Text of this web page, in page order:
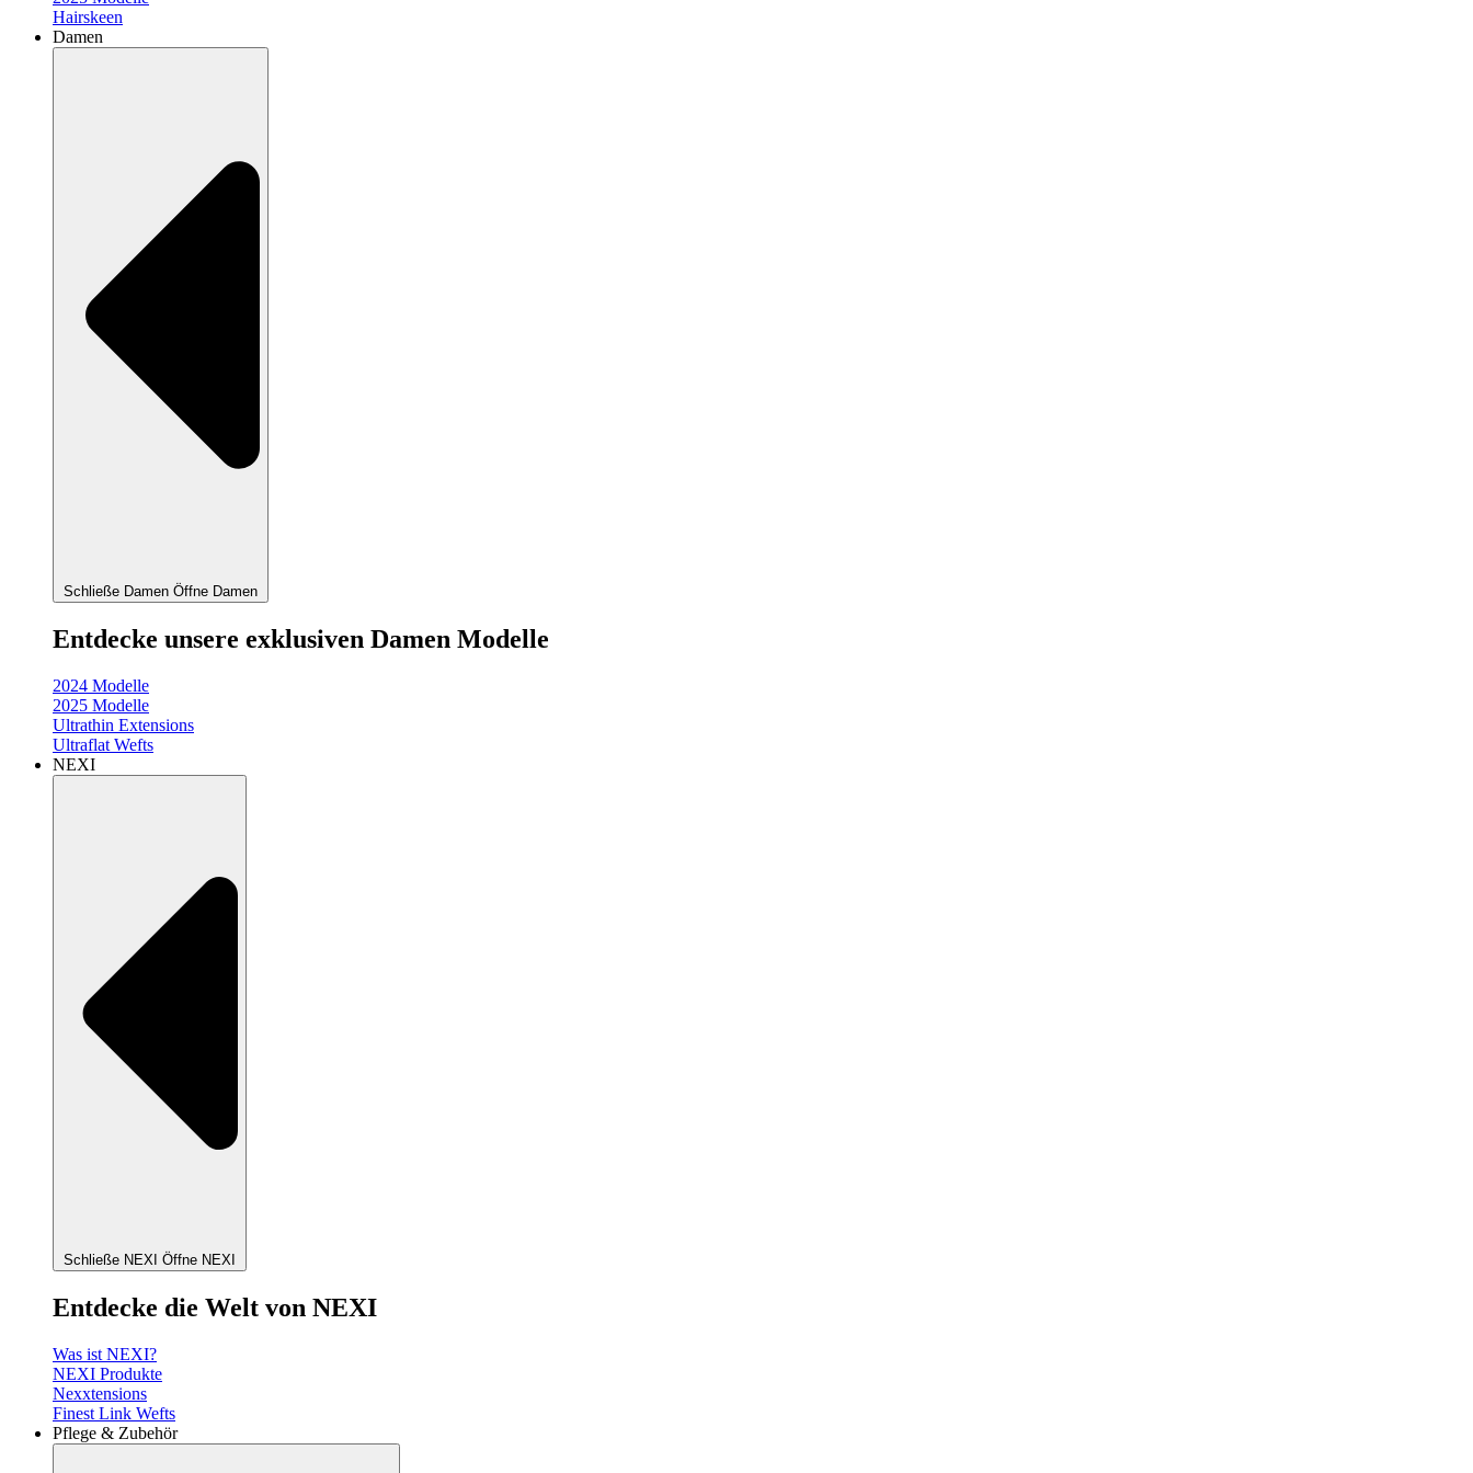
Hairskeen
Damen
Schließe Damen Öffne Damen
Entdecke unsere exklusiven Damen Modelle
2024 Modelle
2025 Modelle
Ultrathin Extensions
Ultraflat Wefts
NEXI
Schließe NEXI Öffne NEXI
Entdecke die Welt von NEXI
Was ist NEXI?
NEXI Produkte
Nexxtensions
Finest Link Wefts
Pflege & Zubehör